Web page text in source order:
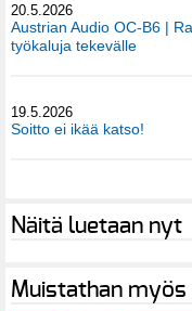
20.5.2026
Austrian Audio OC-B6 |
työkaluja tekevälle
19.5.2026
Soitto ei ikää katso!
Näitä luetaan nyt
Muistathan myös